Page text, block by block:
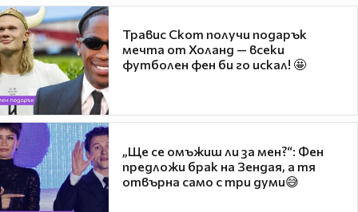
Травис Скот получи подарък
мечта от Холанд — всеки
футболен фен би го искал! 🤩
„Ще се омъжиш ли за мен?“: Фен
предложи брак на Зендая, а тя
отвърна само с три думи😅